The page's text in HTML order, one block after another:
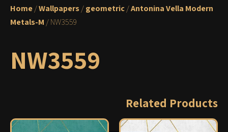
Home/Wallpapers/geometric/Antonina Vella Modern
Metals-M / NW3559
NW3559
Related Products